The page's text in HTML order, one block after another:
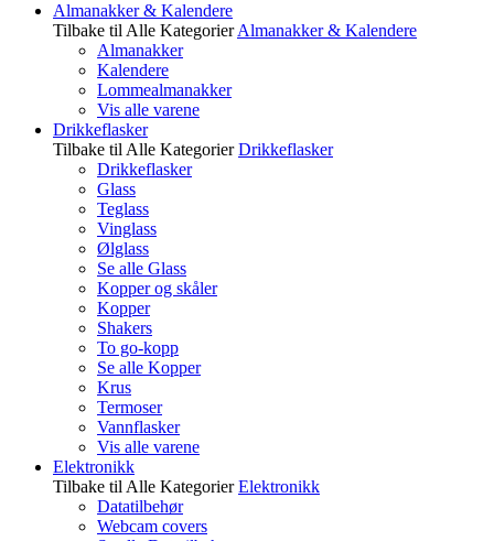
Almanakker & Kalendere
Tilbake til Alle Kategorier Almanakker & Kalendere
Almanakker
Kalendere
Lommealmanakker
Vis alle varene
Drikkeflasker
Tilbake til Alle Kategorier Drikkeflasker
Drikkeflasker
Glass
Teglass
Vinglass
Ølglass
Se alle Glass
Kopper og skåler
Kopper
Shakers
To go-kopp
Se alle Kopper
Krus
Termoser
Vannflasker
Vis alle varene
Elektronikk
Tilbake til Alle Kategorier Elektronikk
Datatilbehør
Webcam covers